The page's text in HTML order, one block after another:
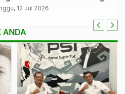
kepada Masyarakat
12 Jul 2026
ANDA